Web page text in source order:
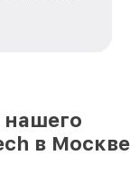
в Москве